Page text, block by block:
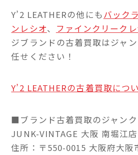
Y’2 LEATHERの他にもバック
ンレシオ、 ファインクリーク
ジブランドの古着買取はジャ
任せください！
Y’2 LEATHERの古着買取につ
■ブランド古着買取のジャン
JUNK-VINTAGE 大阪 南堀江店
住所：〒550-0015 大阪府大阪